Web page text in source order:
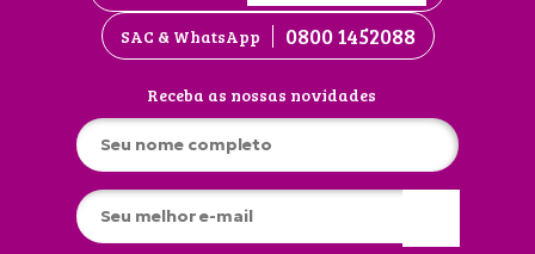
SAC & WhatsApp 0800 1452088
Receba as nossas novidades